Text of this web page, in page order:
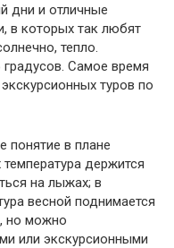
дни и отличные
в которых так любят
тепло.
Самое время
туров по
понятие в плане
держится
на лыжах; в
весной поднимается
но можно
или экскурсионными